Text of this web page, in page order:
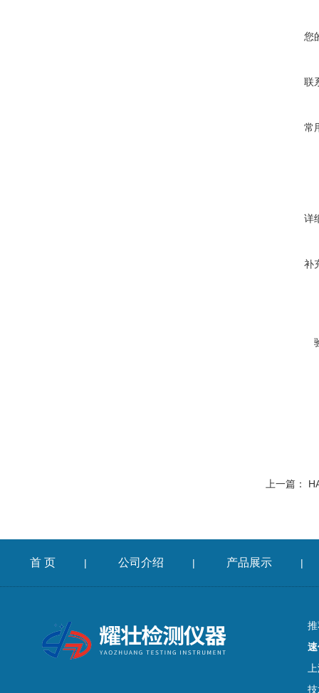
您
联
常
详
补
上一篇：
首 页 | 公司介绍 | 产品展示 |